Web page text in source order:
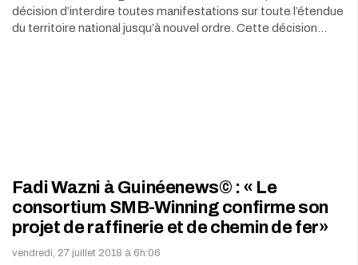
décision d’interdire toutes manifestations sur toute l’étendue
du territoire national jusqu’à nouvel ordre. Cette décision…
Fadi Wazni à Guinéenews© : « Le
consortium SMB-Winning confirme son
projet de raffinerie et de chemin de fer»
vendredi, 27 juillet 2018 à 6h:06